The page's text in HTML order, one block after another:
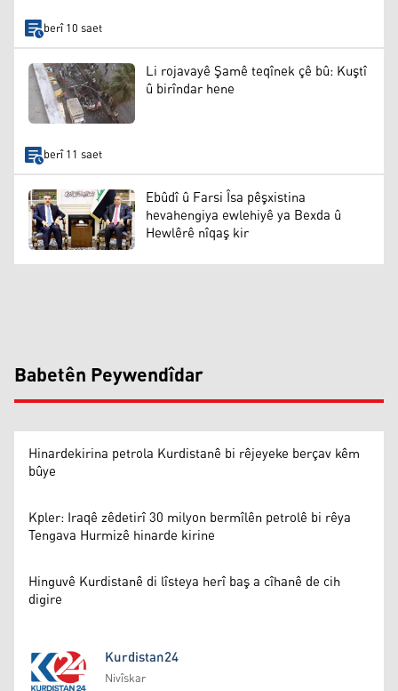
berî 10 saet
Li rojavayê Şamê teqînek çê bû: Kuştî
û birîndar hene
berî 11 saet
Ebûdî û Farsi Îsa pêşxistina
hevahengiya ewlehiyê ya Bexda û
Hewlêrê nîqaş kir
Babetên Peywendîdar
Hinardekirina petrola Kurdistanê bi rêjeyeke berçav kêm
bûye
Kpler: Iraqê zêdetirî 30 milyon bermîlên petrolê bi rêya
Tengava Hurmizê hinarde kirine
Hinguvê Kurdistanê di lîsteya herî baş a cîhanê de cih
digire
Kurdistan24
Nivîskar